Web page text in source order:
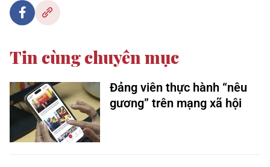
Tin cùng chuyên mục
Đảng viên thực hành “nêu
gương” trên mạng xã hội